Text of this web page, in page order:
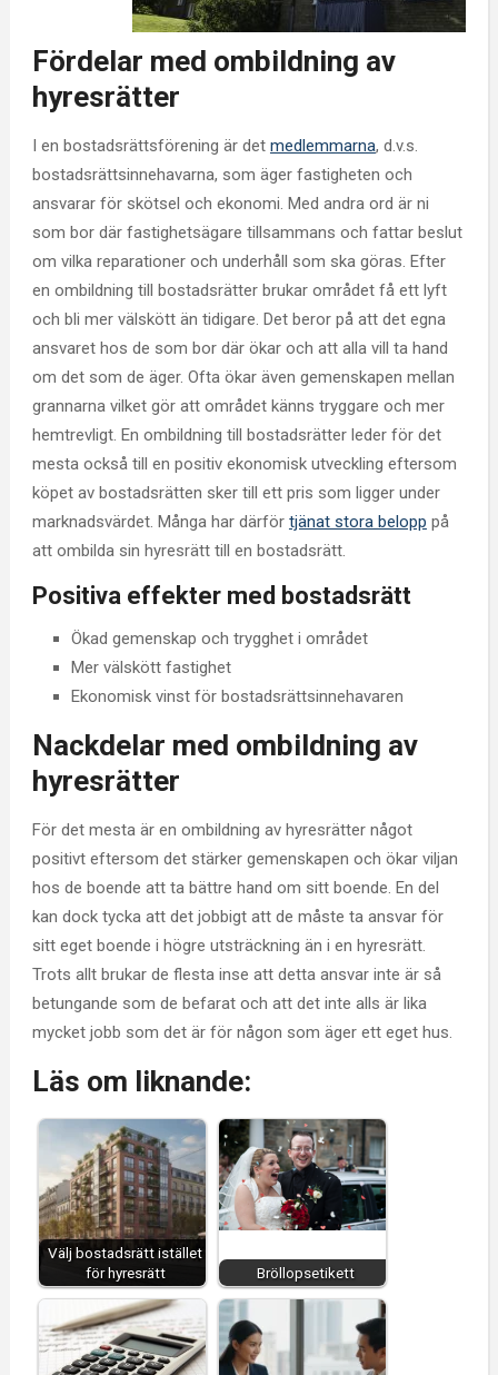
Fördelar med ombildning av
hyresrätter
I en bostadsrättsförening är det medlemmarna, d.v.s.
bostadsrättsinnehavarna, som äger fastigheten och
ansvarar för skötsel och ekonomi. Med andra ord är ni
som bor där fastighetsägare tillsammans och fattar beslut
om vilka reparationer och underhåll som ska göras. Efter
en ombildning till bostadsrätter brukar området få ett lyft
och bli mer välskött än tidigare. Det beror på att det egna
ansvaret hos de som bor där ökar och att alla vill ta hand
om det som de äger. Ofta ökar även gemenskapen mellan
grannarna vilket gör att området känns tryggare och mer
hemtrevligt. En ombildning till bostadsrätter leder för det
mesta också till en positiv ekonomisk utveckling eftersom
köpet av bostadsrätten sker till ett pris som ligger under
marknadsvärdet. Många har därför tjänat stora belopp på
att ombilda sin hyresrätt till en bostadsrätt.
Positiva effekter med bostadsrätt
Ökad gemenskap och trygghet i området
Mer välskött fastighet
Ekonomisk vinst för bostadsrättsinnehavaren
Nackdelar med ombildning av
hyresrätter
För det mesta är en ombildning av hyresrätter något
positivt eftersom det stärker gemenskapen och ökar viljan
hos de boende att ta bättre hand om sitt boende. En del
kan dock tycka att det jobbigt att de måste ta ansvar för
sitt eget boende i högre utsträckning än i en hyresrätt.
Trots allt brukar de flesta inse att detta ansvar inte är så
betungande som de befarat och att det inte alls är lika
mycket jobb som det är för någon som äger ett eget hus.
Läs om liknande:
Välj bostadsrätt istället
för hyresrätt
Bröllopsetikett